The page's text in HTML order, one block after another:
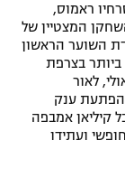
ראמוס,
השחקן המצטיין של
השוער הראשון
בצרפת
יורו שיכולים לגדול ל-70) ואולי, לאור
הפתעת ענק
קיליאן אמבפה
ועתידו